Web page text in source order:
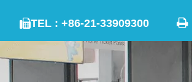
TEL : +86-21-33909300 